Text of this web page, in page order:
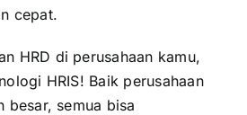
cepat.
HRD di perusahaan kamu,
HRIS! Baik perusahaan
besar, semua bisa